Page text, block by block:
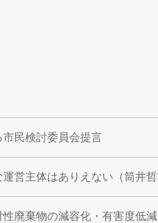
市民検討委員会提言
運営主体はありえない（筒井
性廃棄物の減容化・有害度低